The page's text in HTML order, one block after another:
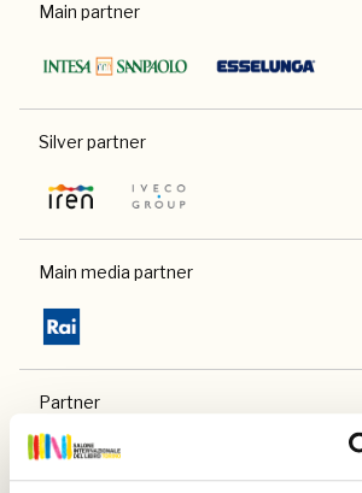
Main partner
Silver partner
Main media partner
Partner